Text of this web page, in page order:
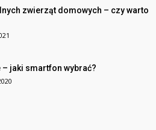
zwierząt domowych – czy warto
– jaki smartfon wybrać?